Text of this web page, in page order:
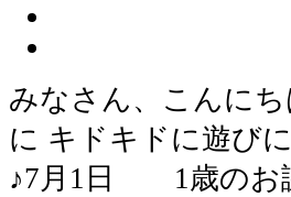
みなさん、こんに
に キドキドに遊び
♪7月1日 1歳のお